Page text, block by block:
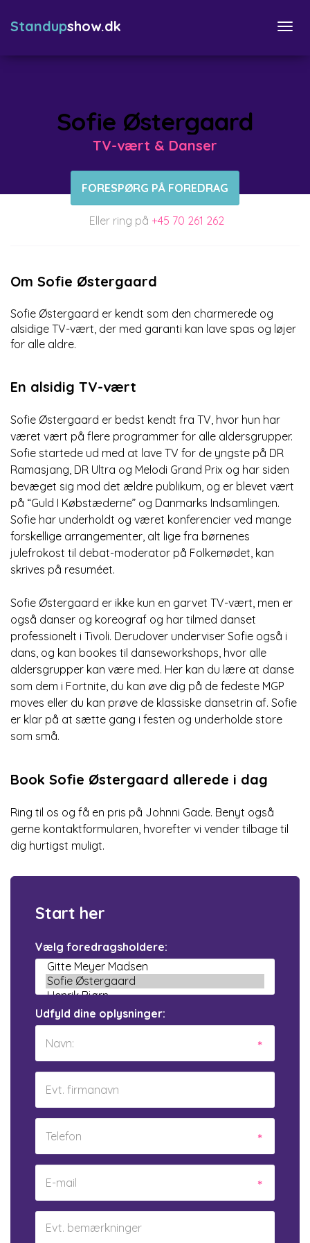
Standupshow.dk
Sofie Østergaard
TV-vært & Danser
FORESPØRG PÅ FOREDRAG
Eller ring på +45 70 261 262
Om Sofie Østergaard
Sofie Østergaard er kendt som den charmerede og
alsidige TV-vært, der med garanti kan lave spas og løjer
for alle aldre.
En alsidig TV-vært
Sofie Østergaard er bedst kendt fra TV, hvor hun har
været vært på flere programmer for alle aldersgrupper.
Sofie startede ud med at lave TV for de yngste på DR
Ramasjang, DR Ultra og Melodi Grand Prix og har siden
bevæget sig mod det ældre publikum, og er blevet vært
på “Guld I Købstæderne” og Danmarks Indsamlingen.
Sofie har underholdt og været konferencier ved mange
forskellige arrangementer, alt lige fra børnenes
julefrokost til debat-moderator på Folkemødet, kan
skrives på resuméet.
Sofie Østergaard er ikke kun en garvet TV-vært, men er
også danser og koreograf og har tilmed danset
professionelt i Tivoli. Derudover underviser Sofie også i
dans, og kan bookes til danseworkshops, hvor alle
aldersgrupper kan være med. Her kan du lære at danse
som dem i Fortnite, du kan øve dig på de fedeste MGP
moves eller du kan prøve de klassiske dansetrin af. Sofie
er klar på at sætte gang i festen og underholde store
som små.
Book Sofie Østergaard allerede i dag
Ring til os og få en pris på Johnni Gade. Benyt også
gerne kontaktformularen, hvorefter vi vender tilbage til
dig hurtigst muligt.
Start her
Vælg foredragsholdere:
Udfyld dine oplysninger: